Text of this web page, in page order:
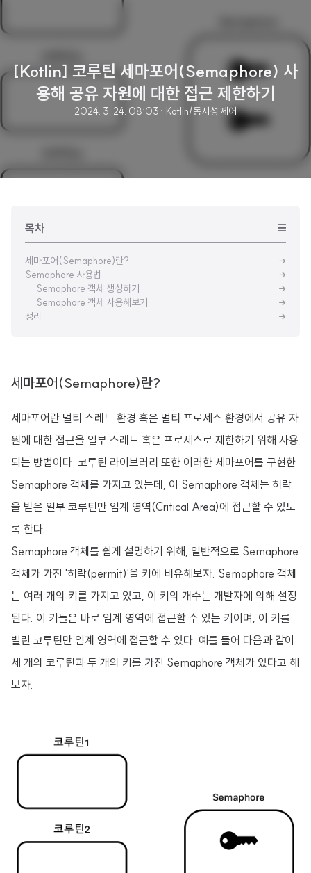
[Kotlin] 코루틴 세마포어(Semaphore) 사
용해 공유 자원에 대한 접근 제한하기
2024. 3. 24. 08:03 · Kotlin/동시성 제어
목차
세마포어(Semaphore)란?
Semaphore 사용법
Semaphore 객체 생성하기
Semaphore 객체 사용해보기
정리
세마포어(Semaphore)란?
세마포어란 멀티 스레드 환경 혹은 멀티 프로세스 환경에서 공유 자
원에 대한 접근을 일부 스레드 혹은 프로세스로 제한하기 위해 사용
되는 방법이다. 코루틴 라이브러리 또한 이러한 세마포어를 구현한
Semaphore 객체를 가지고 있는데, 이 Semaphore 객체는 허락
을 받은 일부 코루틴만 임계 영역(Critical Area)에 접근할 수 있도
록 한다.
Semaphore 객체를 쉽게 설명하기 위해, 일반적으로 Semaphore
객체가 가진 '허락(permit)'을 키에 비유해보자. Semaphore 객체
는 여러 개의 키를 가지고 있고, 이 키의 개수는 개발자에 의해 설정
된다. 이 키들은 바로 임계 영역에 접근할 수 있는 키이며, 이 키를
빌린 코루틴만 임계 영역에 접근할 수 있다. 예를 들어 다음과 같이
세 개의 코루틴과 두 개의 키를 가진 Semaphore 객체가 있다고 해
보자.